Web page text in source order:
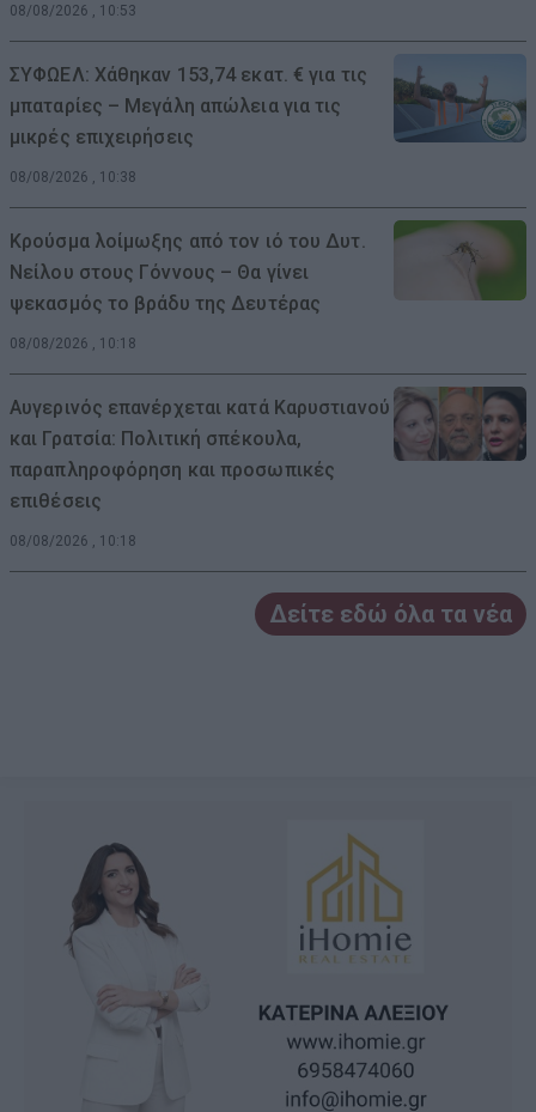
08/08/2026 , 10:53
ΣΥΦΩΕΛ: Χάθηκαν 153,74 εκατ. € για τις
μπαταρίες – Μεγάλη απώλεια για τις
μικρές επιχειρήσεις
08/08/2026 , 10:38
Κρούσμα λοίμωξης από τον ιό του Δυτ.
Νείλου στους Γόννους – Θα γίνει
ψεκασμός το βράδυ της Δευτέρας
08/08/2026 , 10:18
Αυγερινός επανέρχεται κατά Καρυστιανού
και Γρατσία: Πολιτική σπέκουλα,
παραπληροφόρηση και προσωπικές
επιθέσεις
08/08/2026 , 10:18
Δείτε εδώ όλα τα νέα